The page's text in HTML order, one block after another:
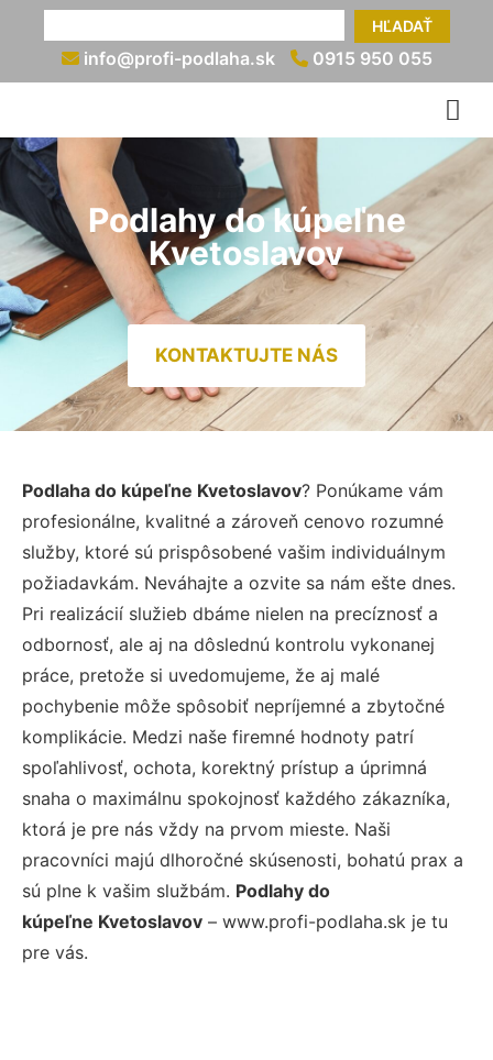
HĽADAŤ
info@profi-podlaha.sk 0915 950 055
Podlahy do kúpeľne
Kvetoslavov
KONTAKTUJTE NÁS
Podlaha do kúpeľne Kvetoslavov? Ponúkame vám
profesionálne, kvalitné a zároveň cenovo rozumné
služby, ktoré sú prispôsobené vašim individuálnym
požiadavkám. Neváhajte a ozvite sa nám ešte dnes.
Pri realizácií služieb dbáme nielen na precíznosť a
odbornosť, ale aj na dôslednú kontrolu vykonanej
práce, pretože si uvedomujeme, že aj malé
pochybenie môže spôsobiť nepríjemné a zbytočné
komplikácie. Medzi naše firemné hodnoty patrí
spoľahlivosť, ochota, korektný prístup a úprimná
snaha o maximálnu spokojnosť každého zákazníka,
ktorá je pre nás vždy na prvom mieste. Naši
pracovníci majú dlhoročné skúsenosti, bohatú prax a
sú plne k vašim službám. Podlahy do
kúpeľne Kvetoslavov – www.profi-podlaha.sk je tu
pre vás.